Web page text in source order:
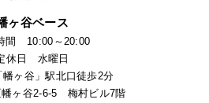
ヶ谷ベース
間 10:00～20:00
休日 水曜日
幡ヶ谷」駅北口徒歩2分
幡ヶ谷2-6-5 梅村ビル7階